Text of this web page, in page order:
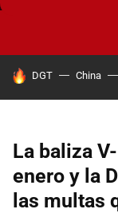
HOY SE HABLA DE
DGT China
La baliza
enero y la
las multas